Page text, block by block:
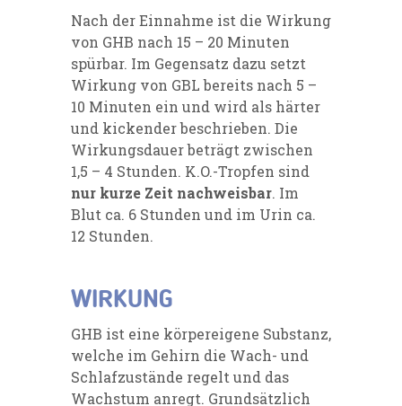
Nach der Einnahme ist die Wirkung
von GHB nach 15 – 20 Minuten
spürbar. Im Gegensatz dazu setzt
Wirkung von GBL bereits nach 5 –
10 Minuten ein und wird als härter
und kickender beschrieben. Die
Wirkungsdauer beträgt zwischen
1,5 – 4 Stunden. K.O.-Tropfen sind
nur kurze Zeit nachweisbar. Im
Blut ca. 6 Stunden und im Urin ca.
12 Stunden.
WIRKUNG
GHB ist eine körpereigene Substanz,
welche im Gehirn die Wach- und
Schlafzustände regelt und das
Wachstum anregt. Grundsätzlich